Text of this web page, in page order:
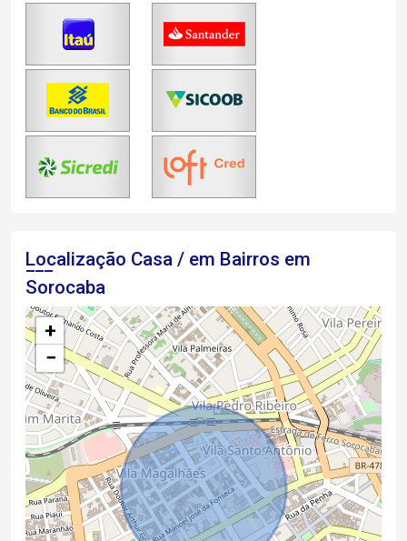
Localização Casa / em Bairros em
Sorocaba
+
−